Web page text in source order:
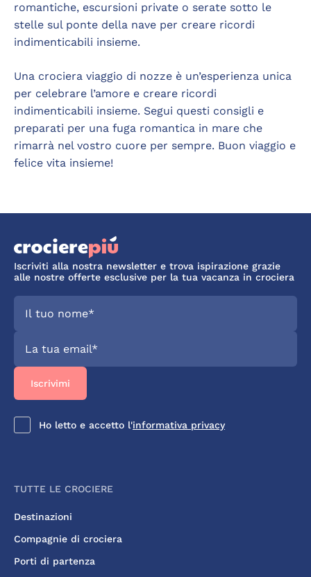
romantiche, escursioni private o serate sotto le
stelle sul ponte della nave per creare ricordi
indimenticabili insieme.
Una crociera viaggio di nozze è un’esperienza unica
per celebrare l’amore e creare ricordi
indimenticabili insieme. Segui questi consigli e
preparati per una fuga romantica in mare che
rimarrà nel vostro cuore per sempre. Buon viaggio e
felice vita insieme!
Iscriviti alla nostra newsletter e trova ispirazione grazie
alle nostre offerte esclusive per la tua vacanza in crociera
Ho letto e accetto l'informativa privacy
TUTTE LE CROCIERE
Destinazioni
Compagnie di crociera
Porti di partenza